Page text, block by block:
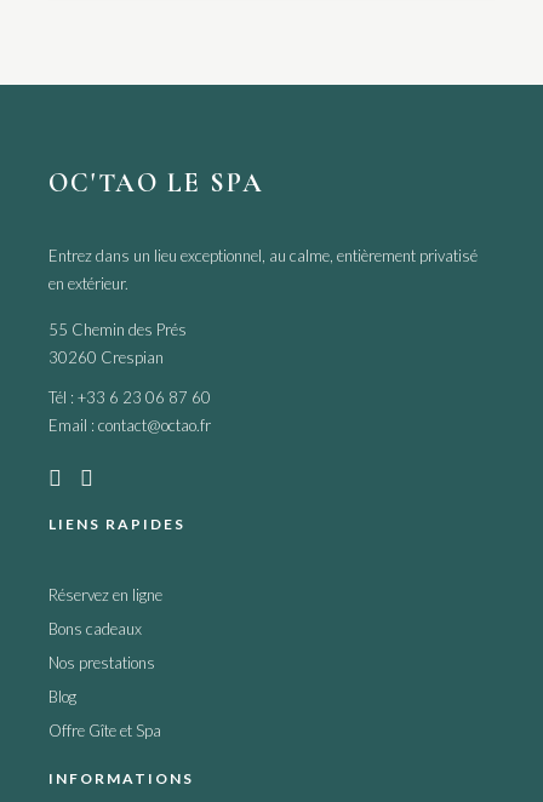
OC'TAO LE SPA
Entrez dans un lieu exceptionnel, au calme, entièrement privatisé
en extérieur.
55 Chemin des Prés
30260 Crespian
Tél : +33 6 23 06 87 60
Email : contact@octao.fr
 
LIENS RAPIDES
Réservez en ligne
Bons cadeaux
Nos prestations
Blog
Offre Gîte et Spa
INFORMATIONS